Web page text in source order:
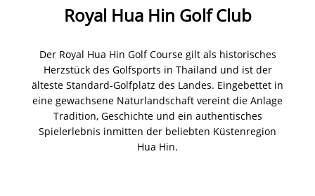
Royal Hua Hin Golf Club
Der Royal Hua Hin Golf Course gilt als historisches
Herzstück des Golfsports in Thailand und ist der
älteste Standard-Golfplatz des Landes. Eingebettet in
eine gewachsene Naturlandschaft vereint die Anlage
Tradition, Geschichte und ein authentisches
Spielerlebnis inmitten der beliebten Küstenregion
Hua Hin.